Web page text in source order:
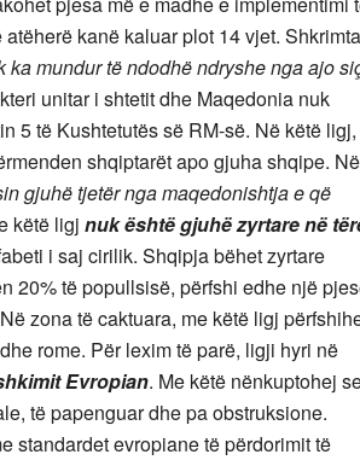
kanë kaluar plot 14 vjet.
ka mundur të ndodhë ndryshe nga ajo
unitar i shtetit dhe Maqedonia nuk
5 të Kushtetutës së RM-së. Në këtë ligj,
shqiptarët apo gjuha shqipe. Në
gjuhë tjetër nga maqedonishtja e që
këtë ligj nuk është gjuhë zyrtare në
i saj cirilik. Shqipja bëhet zyrtare
20% të popullsisë, përfshi edhe një
zona të caktuara, me këtë ligj
rome. Për lexim të parë, ligji hyri në
Evropian. Me këtë nënkuptohej
të papenguar dhe pa obstruksione.
standardet evropiane të përdorimit të